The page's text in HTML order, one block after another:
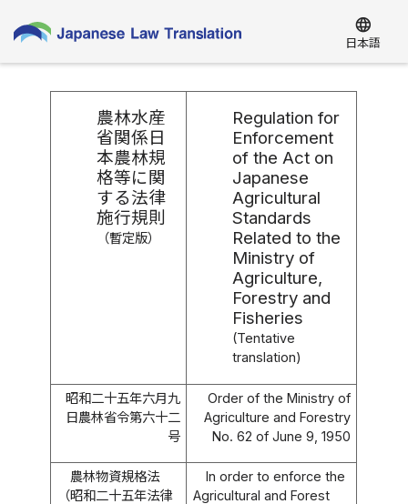
language
日本語
農林水産
省関係日
本農林規
格等に関
する法律
施行規則
（暫定版）
Regulation for
Enforcement
of the Act on
Japanese
Agricultural
Standards
Related to the
Ministry of
Agriculture,
Forestry and
Fisheries
(Tentative
translation)
昭和二十五年六月九
日農林省令第六十二
号
Order of the Ministry of
Agriculture and Forestry
No. 62 of June 9, 1950
農林物資規格法
（昭和二十五年法律
In order to enforce the
Agricultural and Forest